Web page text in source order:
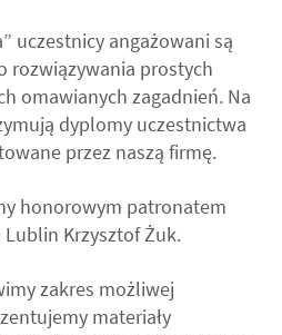
uczestnicy angażowani są
rozwiązywania prostych
omawianych zagadnień. Na
dyplomy uczestnictwa
przez naszą firmę.
honorowym patronatem
Lublin Krzysztof Żuk.
zakres możliwej
materiały